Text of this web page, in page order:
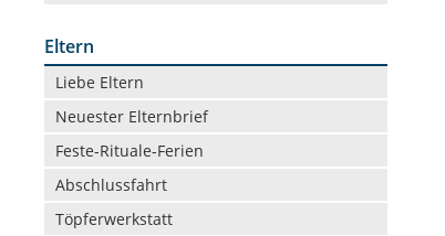
Eltern
Navigation
überspringen
Liebe Eltern
Neuester Elternbrief
Feste-Rituale-Ferien
Abschlussfahrt
Töpferwerkstatt